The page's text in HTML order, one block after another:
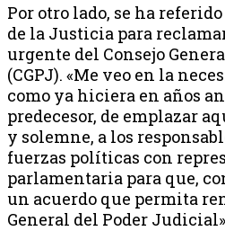
Por otro lado, se ha
de la Justicia para
urgente del Consejo
(CGPJ). «Me veo en la
como ya hiciera en años
predecesor, de emplazar
y solemne, a los
fuerzas políticas con
parlamentaria para que,
un acuerdo que permita
General del Poder